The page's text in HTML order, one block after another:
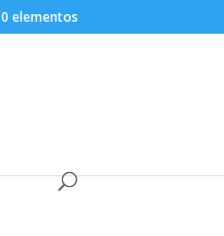
0 elementos